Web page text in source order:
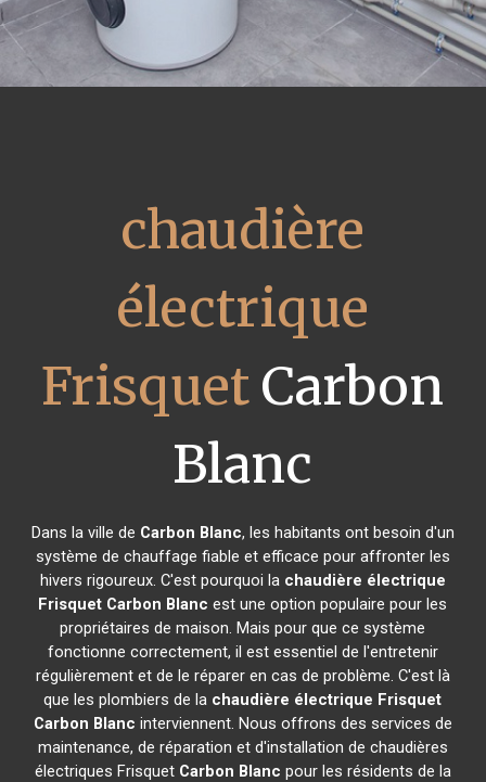
chaudière
électrique
Frisquet Carbon
Blanc
Dans la ville de Carbon Blanc, les habitants ont besoin d'un
système de chauffage fiable et efficace pour affronter les
hivers rigoureux. C'est pourquoi la chaudière électrique
Frisquet Carbon Blanc est une option populaire pour les
propriétaires de maison. Mais pour que ce système
fonctionne correctement, il est essentiel de l'entretenir
régulièrement et de le réparer en cas de problème. C'est là
que les plombiers de la chaudière électrique Frisquet
Carbon Blanc interviennent. Nous offrons des services de
maintenance, de réparation et d'installation de chaudières
électriques Frisquet Carbon Blanc pour les résidents de la